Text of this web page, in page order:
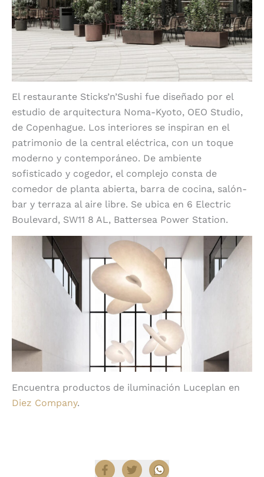
El restaurante Sticks’n’Sushi fue diseñado por el
estudio de arquitectura Noma-Kyoto, OEO Studio,
de Copenhague. Los interiores se inspiran en el
patrimonio de la central eléctrica, con un toque
moderno y contemporáneo. De ambiente
sofisticado y cogedor, el complejo consta de
comedor de planta abierta, barra de cocina, salón-
bar y terraza al aire libre. Se ubica en 6 Electric
Boulevard, SW11 8 AL, Battersea Power Station.
Encuentra productos de iluminación Luceplan en
Diez Company.